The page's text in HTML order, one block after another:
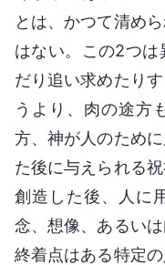
とは、かつて清め
はない。この2つ
だり追い求めたり
うより、肉の途方
方、神が人のため
た後に与えられる
創造した後、人に
念、想像、あるい
終着点はある特定